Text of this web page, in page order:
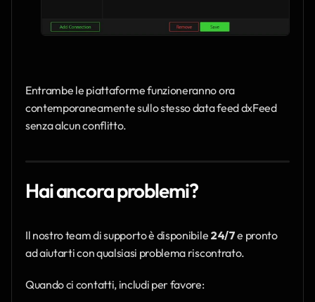
Entrambe le piattaforme funzioneranno ora
contemporaneamente sullo stesso data feed dxFeed
senza alcun conflitto.
Hai ancora problemi?
Il nostro team di supporto è disponibile 24/7 e pronto
ad aiutarti con qualsiasi problema riscontrato.
Quando ci contatti, includi per favore: